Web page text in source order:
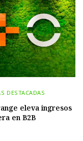
DESTACADAS
eleva ingresos
en B2B